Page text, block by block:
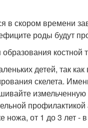
скором времени
роды будут
костной
детей, так
скелета.
ножа, от 1 до 3 лет -